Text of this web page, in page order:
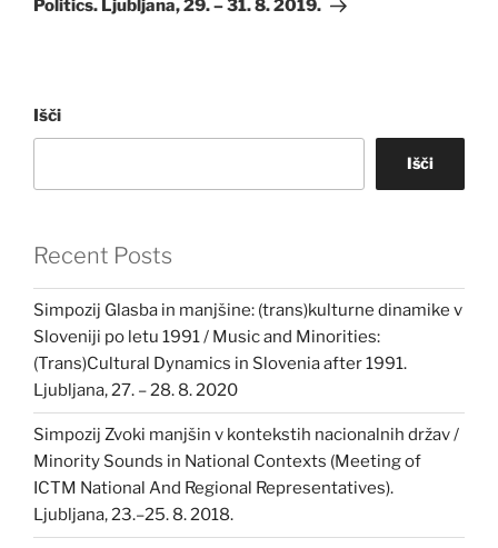
Politics. Ljubljana, 29. – 31. 8. 2019.
Išči
Išči
Recent Posts
Simpozij Glasba in manjšine: (trans)kulturne dinamike v
Sloveniji po letu 1991 / Music and Minorities:
(Trans)Cultural Dynamics in Slovenia after 1991.
Ljubljana, 27. – 28. 8. 2020
Simpozij Zvoki manjšin v kontekstih nacionalnih držav /
Minority Sounds in National Contexts (Meeting of
ICTM National And Regional Representatives).
Ljubljana, 23.–25. 8. 2018.